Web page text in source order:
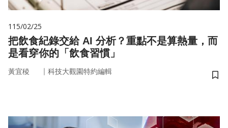
115/02/25
把飲食紀錄交給 AI 分析？重點不是算熱量，而
是看穿你的「飲食習慣」
黃宜稜 ｜ 科技大觀園特約編輯
儲